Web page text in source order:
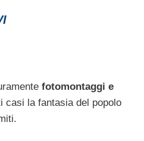
fotomontaggi e
casi la fantasia del popolo